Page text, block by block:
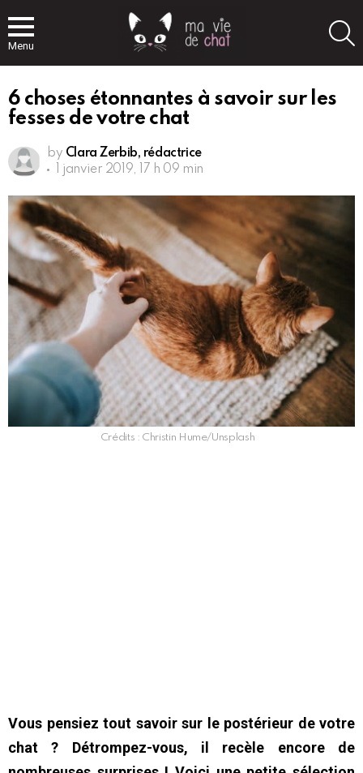
Menu
6 choses étonnantes à savoir sur les
fesses de votre chat
by Clara Zerbib, rédactrice
1 janvier 2019, 17 h 09 min
Crédits : Christin Hume/Unsplash
Vous pensiez tout savoir sur le postérieur de votre
chat ? Détrompez-vous, il recèle encore de